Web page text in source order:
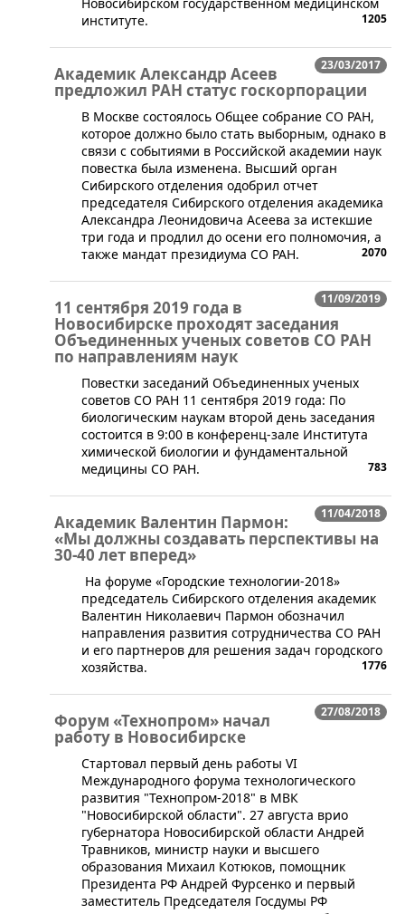
институте.
1205
23/03/2017
Академик Александр Асеев
предложил РАН статус госкорпорации
​​В Москве состоялось Общее собрание СО РАН,
которое должно было стать выборным, однако в
связи с событиями в Российской академии наук
повестка была изменена. Высший орган
Сибирского отделения одобрил отчет
председателя Сибирского отделения академика
Александра Леонидовича Асеева за истекшие
три года и продлил до осени его полномочия, а
также мандат президиума СО РАН.
2070
11/09/2019
11 сентября 2019 года в
Новосибирске проходят заседания
Объединенных ученых советов СО РАН
по направлениям наук
​Повестки заседаний Объединенных ученых
советов СО РАН 11 сентября 2019 года: По
биологическим наукам второй день заседания
состоится в 9:00 в конференц-зале Института
химической биологии и фундаментальной
медицины СО РАН.
783
11/04/2018
Академик Валентин Пармон:
«Мы должны создавать перспективы на
30-40 лет вперед»
На форуме «Городские технологии-2018»
председатель Сибирского отделения академик
Валентин Николаевич Пармон обозначил
направления развития сотрудничества СО РАН
и его партнеров для решения задач городского
хозяйства.
1776
27/08/2018
Форум «Технопром» начал
работу в Новосибирске
Стартовал первый день работы VI
Международного форума технологического
развития "Технопром-2018" в МВК
"Новосибирской области". 27 августа врио
губернатора Новосибирской области Андрей
Травников, министр науки и высшего
образования Михаил Котюков, помощник
Президента РФ Андрей Фурсенко и первый
заместитель Председателя Госдумы РФ